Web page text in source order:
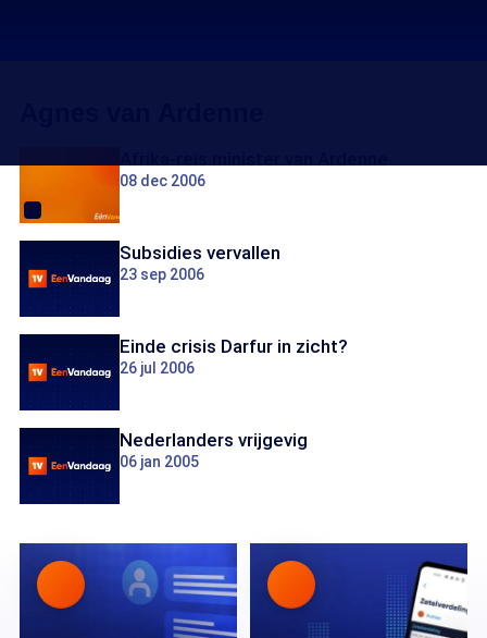
08 dec 2006
Subsidies vervallen
23 sep 2006
Einde crisis Darfur in zicht?
26 jul 2006
Nederlanders vrijgevig
06 jan 2005